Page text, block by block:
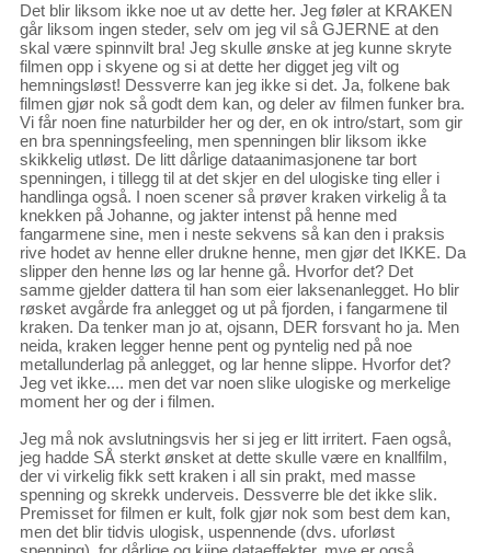
Det blir liksom ikke noe ut av dette her. Jeg føler at KRAKEN
går liksom ingen steder, selv om jeg vil så GJERNE at den
skal være spinnvilt bra! Jeg skulle ønske at jeg kunne skryte
filmen opp i skyene og si at dette her digget jeg vilt og
hemningsløst! Dessverre kan jeg ikke si det. Ja, folkene bak
filmen gjør nok så godt dem kan, og deler av filmen funker bra.
Vi får noen fine naturbilder her og der, en ok intro/start, som gir
en bra spenningsfeeling, men spenningen blir liksom ikke
skikkelig utløst. De litt dårlige dataanimasjonene tar bort
spenningen, i tillegg til at det skjer en del ulogiske ting eller i
handlinga også. I noen scener så prøver kraken virkelig å ta
knekken på Johanne, og jakter intenst på henne med
fangarmene sine, men i neste sekvens så kan den i praksis
rive hodet av henne eller drukne henne, men gjør det IKKE. Da
slipper den henne løs og lar henne gå. Hvorfor det? Det
samme gjelder dattera til han som eier laksenanlegget. Ho blir
røsket avgårde fra anlegget og ut på fjorden, i fangarmene til
kraken. Da tenker man jo at, ojsann, DER forsvant ho ja. Men
neida, kraken legger henne pent og pyntelig ned på noe
metallunderlag på anlegget, og lar henne slippe. Hvorfor det?
Jeg vet ikke.... men det var noen slike ulogiske og merkelige
moment her og der i filmen.
Jeg må nok avslutningsvis her si jeg er litt irritert. Faen også,
jeg hadde SÅ sterkt ønsket at dette skulle være en knallfilm,
der vi virkelig fikk sett kraken i all sin prakt, med masse
spenning og skrekk underveis. Dessverre ble det ikke slik.
Premisset for filmen er kult, folk gjør nok som best dem kan,
men det blir tidvis ulogisk, uspennende (dvs. uforløst